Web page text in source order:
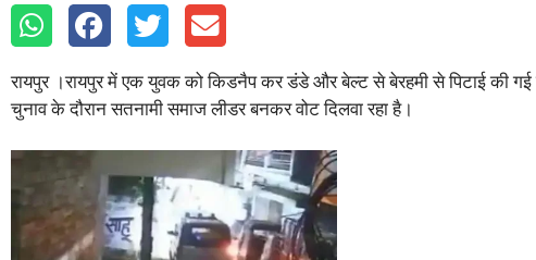
रायपुर ।रायपुर में एक युवक को किडनैप कर डंडे और बेल्ट से बेरहमी से पिटाई की
चुनाव के दौरान सतनामी समाज लीडर बनकर वोट दिलवा रहा है।